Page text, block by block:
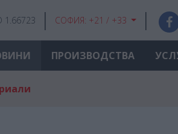
1.66723 СОФИЯ: +21 / +33
ПРОИЗВОДСТВА